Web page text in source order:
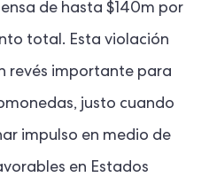
de hasta $140m por
total. Esta violación
revés importante para
justo cuando
impulso en medio de
en Estados